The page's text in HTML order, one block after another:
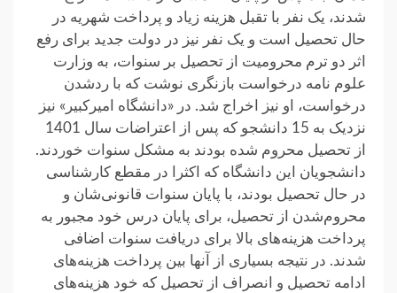
شدند، یک‌‌ نفر با تقبل هزینه‌ زیاد و پرداخت شهریه در
حال تحصیل است و یک‌ نفر نیز در دولت جدید برای رفع
اثر دو ترم محرومیت از تحصیل بر سنوات، به وزارت
علوم نامه درخواست بازنگری نوشت که با ردشدن
درخواست، او نیز اخراج شد. در «دانشگاه امیرکبیر» نیز
نزدیک به 15 دانشجو که پس از اعتراضات سال 1401
از تحصیل محروم شده بودند به مشکل سنوات خوردند.
دانشجویان این دانشگاه که اکثرا در مقطع کارشناسی
در حال تحصیل بودند، با پایان سنوات قانونی‌شان و
محروم‌شدن از تحصیل، برای پایان درس خود مجبور به
پرداخت هزینه‌های بالا برای دریافت سنوات اضافی
شدند. در نتیجه بسیاری از آنها بین پرداخت هزینه‌های
ادامه تحصیل و انصراف از تحصیل که خود هزینه‌های